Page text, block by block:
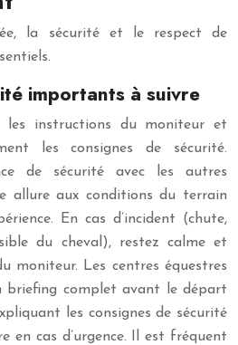
la sécurité et le respect de
importants à suivre
les instructions du moniteur et
les consignes de sécurité.
de sécurité avec les autres
allure aux conditions du terrain
En cas d’incident (chute,
du cheval), restez calme et
moniteur. Les centres équestres
briefing complet avant le départ
les consignes de sécurité
en cas d’urgence. Il est fréquent